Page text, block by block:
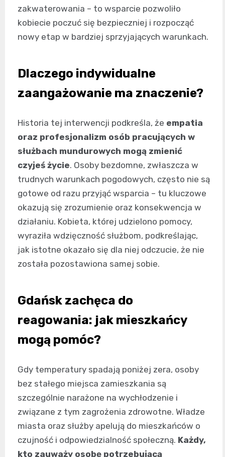
zakwaterowania – to wsparcie pozwoliło
kobiecie poczuć się bezpieczniej i rozpocząć
nowy etap w bardziej sprzyjających warunkach.
Dlaczego indywidualne
zaangażowanie ma znaczenie?
Historia tej interwencji podkreśla, że empatia
oraz profesjonalizm osób pracujących w
służbach mundurowych mogą zmienić
czyjeś życie. Osoby bezdomne, zwłaszcza w
trudnych warunkach pogodowych, często nie są
gotowe od razu przyjąć wsparcia – tu kluczowe
okazują się zrozumienie oraz konsekwencja w
działaniu. Kobieta, której udzielono pomocy,
wyraziła wdzięczność służbom, podkreślając,
jak istotne okazało się dla niej odczucie, że nie
została pozostawiona samej sobie.
Gdańsk zachęca do
reagowania: jak mieszkańcy
mogą pomóc?
Gdy temperatury spadają poniżej zera, osoby
bez stałego miejsca zamieszkania są
szczególnie narażone na wychłodzenie i
związane z tym zagrożenia zdrowotne. Władze
miasta oraz służby apelują do mieszkańców o
czujność i odpowiedzialność społeczną. Każdy,
kto zauważy osobę potrzebującą